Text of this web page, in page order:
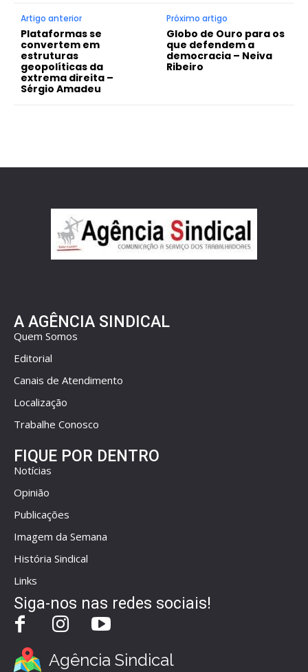
Artigo anterior
Plataformas se
convertem em
estruturas
geopolíticas da
extrema direita –
Sérgio Amadeu
Próximo artigo
Globo de Ouro para os
que defendem a
democracia – Neiva
Ribeiro
A AGÊNCIA SINDICAL
Quem Somos
Editorial
Canais de Atendimento
Localização
Trabalhe Conosco
FIQUE POR DENTRO
Notícias
Opinião
Publicações
Imagem da Semana
História Sindical
Links
Siga-nos nas redes sociais!
Agência Sindical